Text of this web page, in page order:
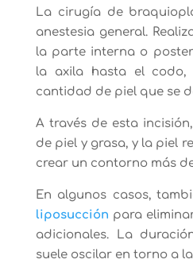
La cirugía de
anestesia general.
la parte interna o
la axila hasta el codo,
cantidad de piel que se
A través de esta
de piel y grasa, y la piel
crear un contorno más
En algunos casos,
liposucción para
adicionales. La
suele oscilar en torno a